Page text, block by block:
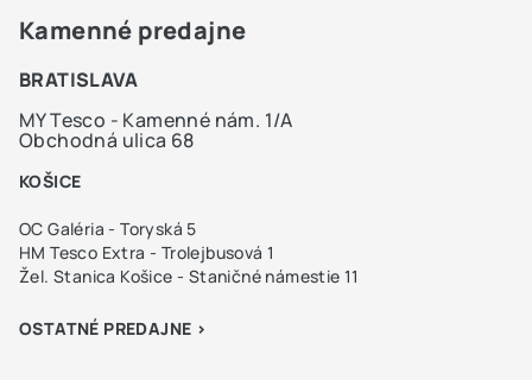
Kamenné predajne
BRATISLAVA
MY Tesco - Kamenné nám. 1/A
Obchodná ulica 68
KOŠICE
OC Galéria - Toryská 5
HM Tesco Extra - Trolejbusová 1
Žel. Stanica Košice - Staničné námestie 11
OSTATNÉ PREDAJNE >